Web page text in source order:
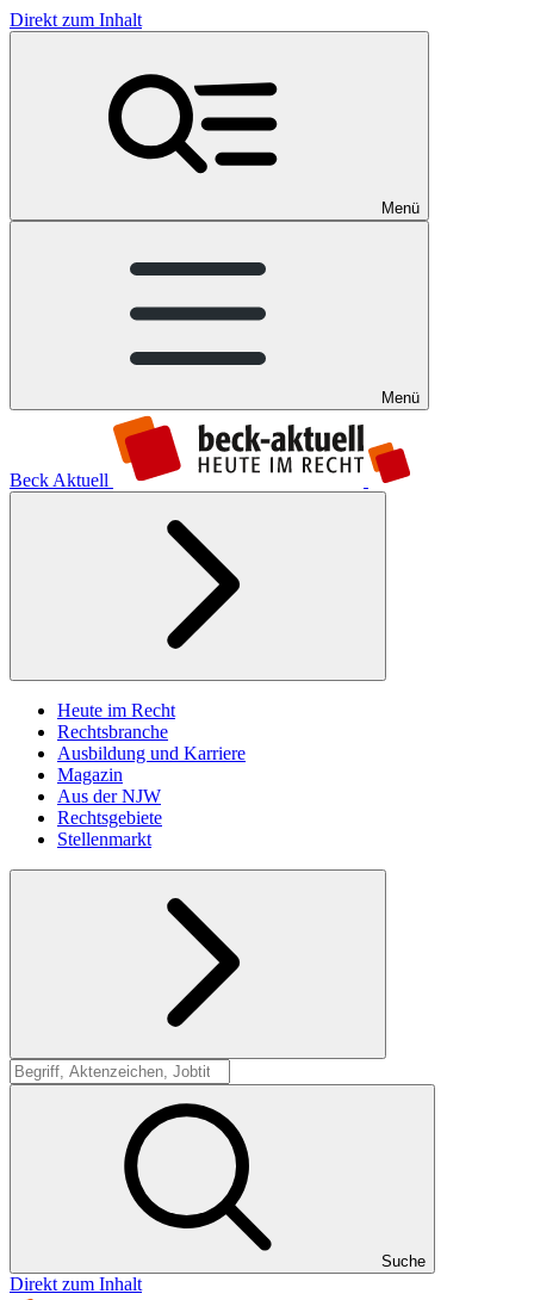
Direkt zum Inhalt
Menü
Menü
Beck Aktuell
Heute im Recht
Rechtsbranche
Ausbildung und Karriere
Magazin
Aus der NJW
Rechtsgebiete
Stellenmarkt
Suche
Suche
Direkt zum Inhalt